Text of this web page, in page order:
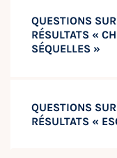
QUESTIONS
RÉSULTATS «
SÉQUELLES »
QUESTIONS
RÉSULTATS «